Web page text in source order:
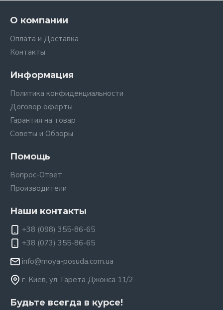
О компании
Оплата и Доставка
Контакты
Информация
Политика конфиденциальности
Договор оферты
Гарантия на товар
Советы и Обзоры
Помощь
Вопрос-Ответ
Производители
Наши контакты
+38 (098) 355-86-65
+38 (073) 355-86-65
info@moya-posuda.com.ua
г. Киев, ул. Гарета Джонса 11/2
Будьте всегда в курсе!